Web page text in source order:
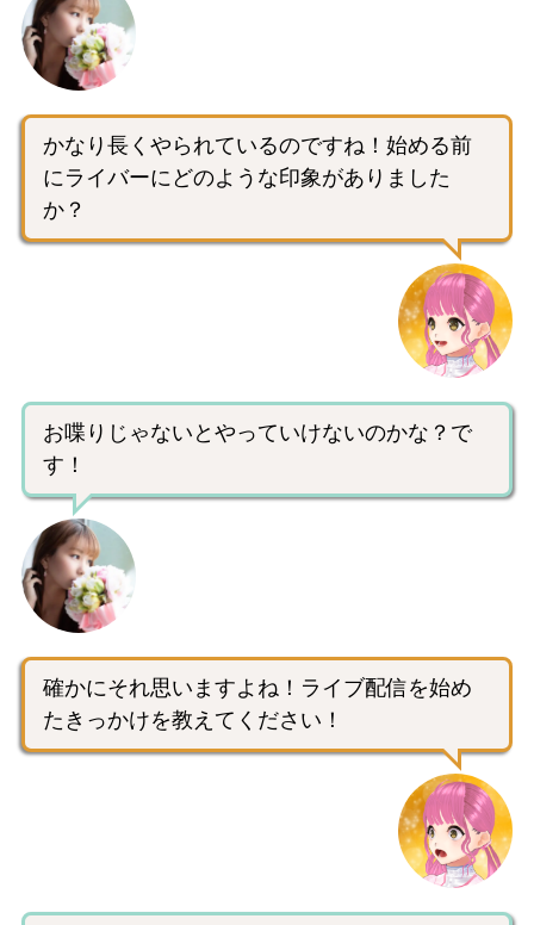
かなり長くやられているのですね！始める前
にライバーにどのような印象がありました
か？
お喋りじゃないとやっていけないのかな？で
す！
確かにそれ思いますよね！ライブ配信を始め
たきっかけを教えてください！